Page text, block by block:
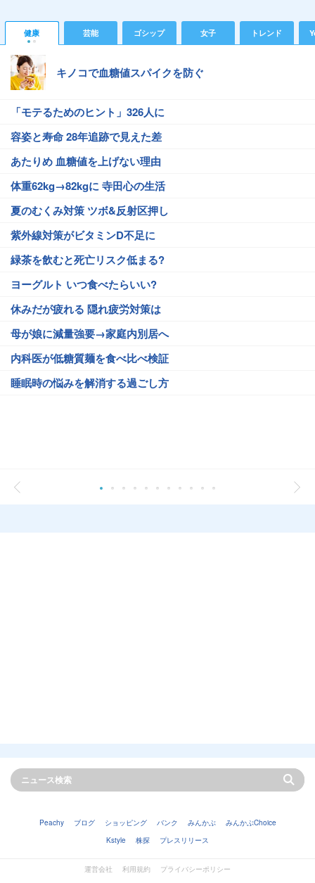
健康 芸能 ゴシップ 女子 トレンド
キノコで血糖値スパイクを防ぐ
「モテるためのヒント」326人に
容姿と寿命 28年追跡で見えた差
あたりめ 血糖値を上げない理由
体重62kg→82kgに 寺田心の生活
夏のむくみ対策 ツボ&反射区押し
紫外線対策がビタミンD不足に
緑茶を飲むと死亡リスク低まる?
ヨーグルト いつ食べたらいい?
休みだが疲れる 隠れ疲労対策は
母が娘に減量強要→家庭内別居へ
内科医が低糖質麺を食べ比べ検証
睡眠時の悩みを解消する過ごし方
Peachy ブログ ショッピング バンク みんかぶ
みんかぶChoice
Kstyle
株探 プレスリリース
運営会社 利用規約
プライバシーポリシー